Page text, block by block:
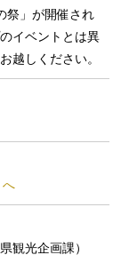
祭」が開催され
イベントとは異
越しください。
へ
観光企画課）